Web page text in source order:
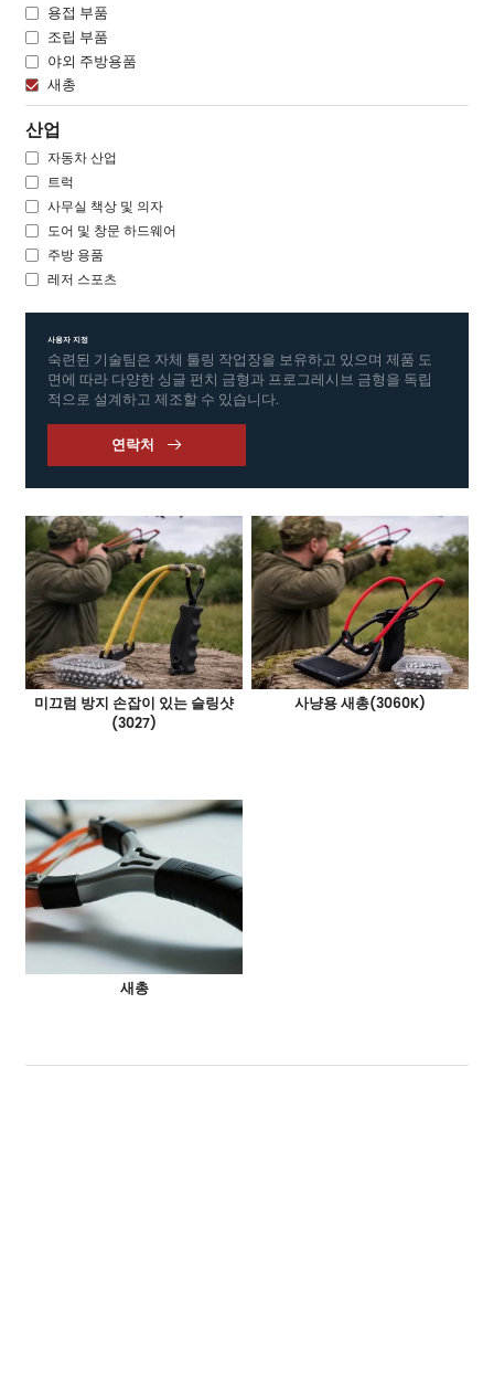
용접 부품
조립 부품
야외 주방용품
새총
산업
자동차 산업
트럭
사무실 책상 및 의자
도어 및 창문 하드웨어
주방 용품
레저 스포츠
사용자 지정
숙련된 기술팀은 자체 툴링 작업장을 보유하고 있으며 제품 도
면에 따라 다양한 싱글 펀치 금형과 프로그레시브 금형을 독립
적으로 설계하고 제조할 수 있습니다.
연락처 
미끄럼 방지 손잡이 있는 슬링샷
(3027)
사냥용 새총(3060K)
새총